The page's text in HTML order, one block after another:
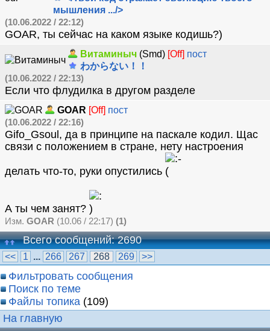
мышления .../>
(10.06.2022 / 22:12)
GOAR, ты сейчас на каком языке кодишь?)
Витаминыч (Smd) [Off] пост
わからない！！
(10.06.2022 / 22:13)
Если что флудилка в другом разделе
GOAR [Off] пост
(10.06.2022 / 22:16)
Gifo_Gsoul, да в принципе на паскале кодил. Щас
связи с положением в стране, нету настроения
делать что-то, руки опустились
А ты чем занят?
Изм. GOAR (10.06 / 22:17) (1)
Всего сообщений: 2690
<< 1 ... 266 267 268 269 >>
Фильтровать сообщения
Поиск по теме
Файлы топика (109)
На главную